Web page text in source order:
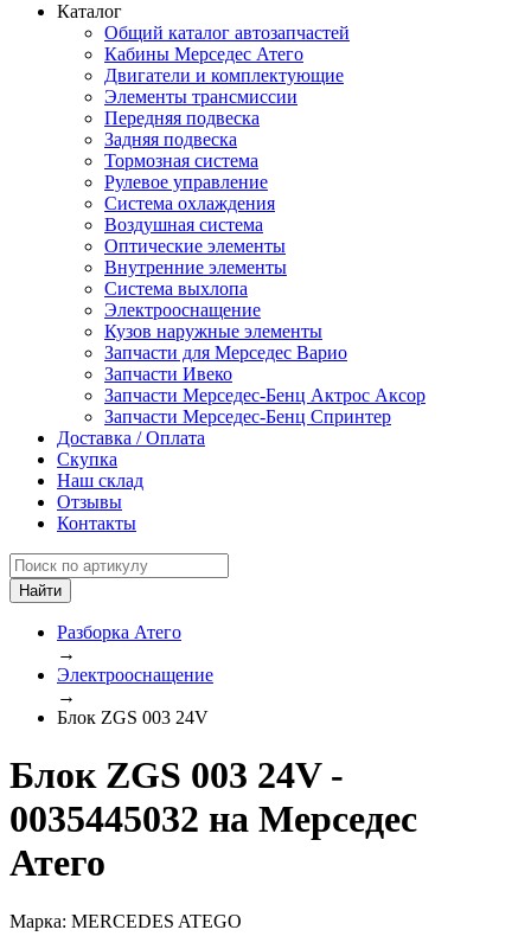
Каталог
Общий каталог автозапчастей
Кабины Мерседес Атего
Двигатели и комплектующие
Элементы трансмиссии
Передняя подвеска
Задняя подвеска
Тормозная сиcтема
Рулевое управление
Система охлаждения
Воздушная система
Оптические элементы
Внутренние элементы
Система выхлопа
Электрооснащение
Кузов наружные элементы
Запчасти для Мерседес Варио
Запчасти Ивеко
Запчасти Мерседес-Бенц Актрос Аксор
Запчасти Мерседес-Бенц Спринтер
Доставка / Оплата
Скупка
Наш склад
Отзывы
Контакты
Разборка Атего
→
Электрооснащение
→
Блок ZGS 003 24V
Блок ZGS 003 24V -
0035445032 на Мерседес
Атего
Марка: MERCEDES ATEGO